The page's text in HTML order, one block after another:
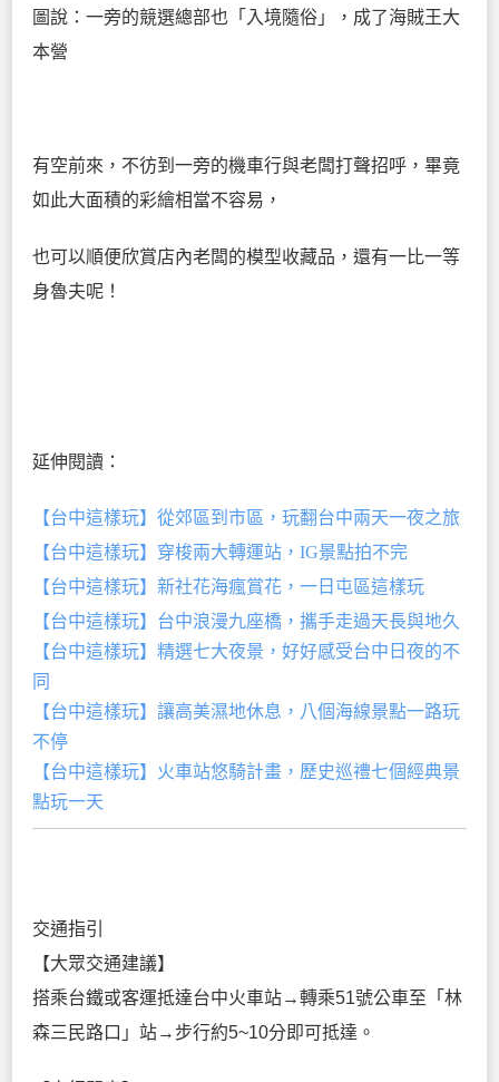
圖說：一旁的競選總部也「入境隨俗」，成了海賊王大
本營
有空前來，不彷到一旁的機車行與老闆打聲招呼，畢竟
如此大面積的彩繪相當不容易，
也可以順便欣賞店內老闆的模型收藏品，還有一比一等
身魯夫呢！
延伸閱讀：
【台中這樣玩】從郊區到市區，玩翻台中兩天一夜之旅
【台中這樣玩】穿梭兩大轉運站，IG景點拍不完
【台中這樣玩】新社花海瘋賞花，一日屯區這樣玩
【台中這樣玩】台中浪漫九座橋，攜手走過天長與地久
【台中這樣玩】精選七大夜景，好好感受台中日夜的不
同
【台中這樣玩】讓高美濕地休息，八個海線景點一路玩
不停
【台中這樣玩】火車站悠騎計畫，歷史巡禮七個經典景
點玩一天
交通指引
【大眾交通建議】
搭乘台鐵或客運抵達台中火車站→轉乘51號公車至「林
森三民路口」站→步行約5~10分即可抵達。